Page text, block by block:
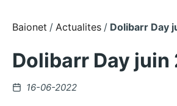
Aller
contenu
Baionet Actualites Dolibarr Day
Dolibarr Day juin
Publié
16-06-2022